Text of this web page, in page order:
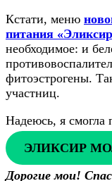
Кстати, меню
питания
необходимое: и
фитоэстрогены.
участниц.
Надеюсь, я смогла
ЭЛИКСИР
Дорогие мои!